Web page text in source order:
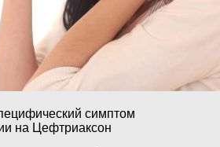
симптом
на Цефтриаксон